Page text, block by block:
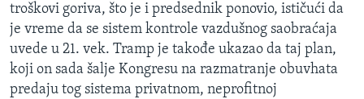
troškovi goriva, što je i predsednik ponovio, ističući da
je vreme da se sistem kontrole vazdušnog saobraćaja
uvede u 21. vek. Tramp je takođe ukazao da taj plan,
koji on sada šalje Kongresu na razmatranje obuvhata
predaju tog sistema privatnom, neprofitnoj